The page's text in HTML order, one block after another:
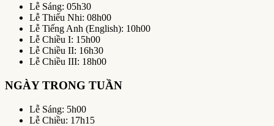
Lễ Sáng: 05h30
Lễ Thiếu Nhi: 08h00
Lễ Tiếng Anh (English): 10h00
Lễ Chiều I: 15h00
Lễ Chiều II: 16h30
Lễ Chiều III: 18h00
NGÀY TRONG TUẦN
Lễ Sáng: 5h00
Lễ Chiều: 17h15